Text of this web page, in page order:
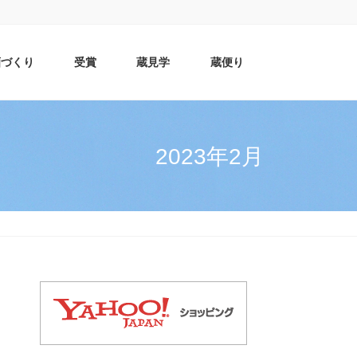
くり 受賞 蔵見学 蔵便り
2023年2月